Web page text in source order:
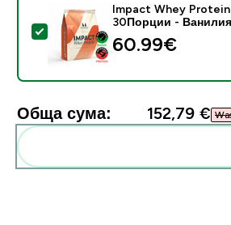
Select this product - Impact
Impact Whey
30Порции - Ванилия
60.99€‎
Обща сума: 152,79 €‎